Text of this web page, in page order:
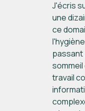
J'écris
une
ce
passant
travail